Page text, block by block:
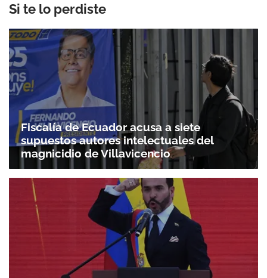
Si te lo perdiste
Fiscalía de Ecuador acusa a siete
supuestos autores intelectuales del
magnicidio de Villavicencio